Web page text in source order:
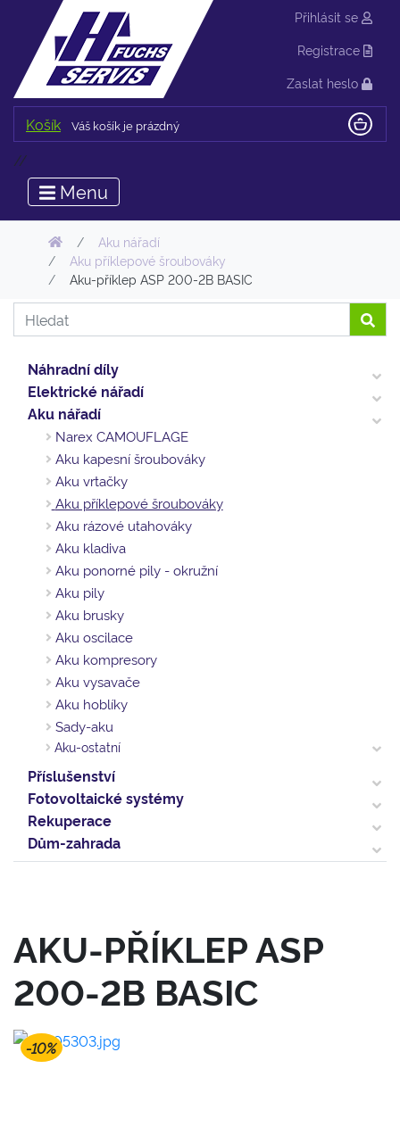
Přihlásit se
Registrace
Zaslat heslo
Košík Váš košík je prázdný
//
Menu
Aku nářadí
Aku příklepové šroubováky
Aku-příklep ASP 200-2B BASIC
Náhradní díly
Elektrické nářadí
Aku nářadí
Narex CAMOUFLAGE
Aku kapesní šroubováky
Aku vrtačky
Aku příklepové šroubováky
Aku rázové utahováky
Aku kladiva
Aku ponorné pily - okružní
Aku pily
Aku brusky
Aku oscilace
Aku kompresory
Aku vysavače
Aku hoblíky
Sady-aku
Aku-ostatní
Příslušenství
Fotovoltaické systémy
Rekuperace
Dům-zahrada
AKU-PŘÍKLEP ASP
200-2B BASIC
-10%